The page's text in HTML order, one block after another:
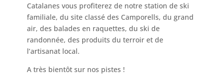
Catalanes vous profiterez de notre station de ski
familiale, du site classé des Camporells, du grand
air, des balades en raquettes, du ski de
randonnée, des produits du terroir et de
l’artisanat local.
A très bientôt sur nos pistes !